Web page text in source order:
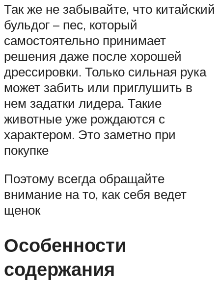
Так же не забывайте, что китайский
бульдог – пес, который
самостоятельно принимает
решения даже после хорошей
дрессировки. Только сильная рука
может забить или приглушить в
нем задатки лидера. Такие
животные уже рождаются с
характером. Это заметно при
покупке
Поэтому всегда обращайте
внимание на то, как себя ведет
щенок
Особенности
содержания